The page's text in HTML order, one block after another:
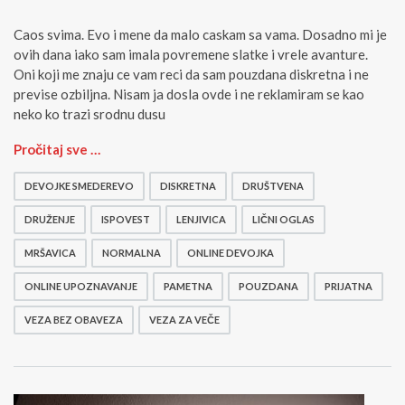
Caos svima. Evo i mene da malo caskam sa vama. Dosadno mi je
ovih dana iako sam imala povremene slatke i vrele avanture.
Oni koji me znaju ce vam reci da sam pouzdana diskretna i ne
previse ozbiljna. Nisam ja dosla ovde i ne reklamiram se kao
neko ko trazi srodnu dusu
D
k
e
n
z
a
a
a
Pročitaj sve …
DEVOJKE SMEDEREVO DISKRETNA DRUŠTVENA
DRUŽENJE ISPOVEST LENJIVICA LIČNI OGLAS
MRŠAVICA NORMALNA ONLINE DEVOJKA
ONLINE UPOZNAVANJE PAMETNA POUZDANA PRIJATNA
VEZA BEZ OBAVEZA VEZA ZA VEČE